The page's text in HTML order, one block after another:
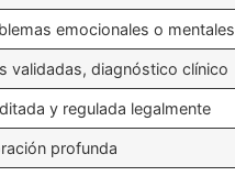
emocionales o mentales
validadas, diagnóstico clínico
y regulada legalmente
profunda